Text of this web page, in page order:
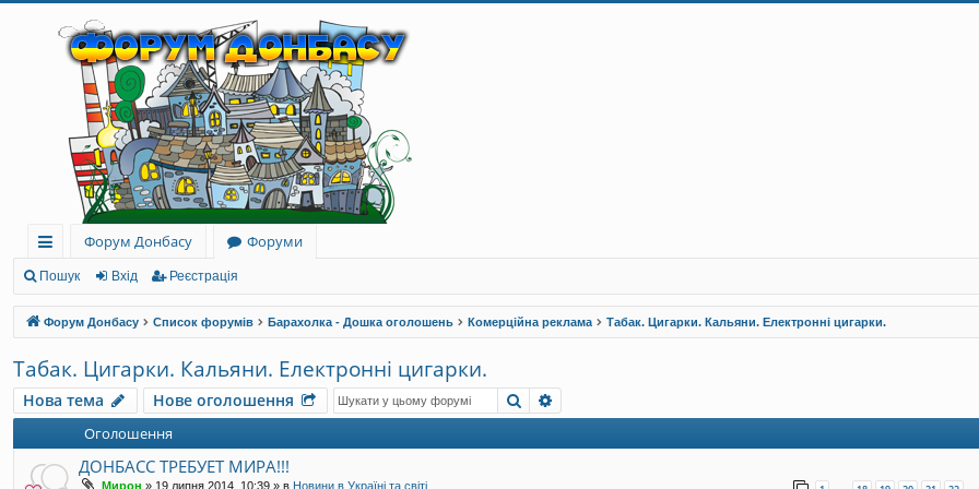
ви
дк
и
й
до
ст
уп
Форум Донбасу
Форуми
Пошук Вхід Реєстрація
Форум Донбасу Список форумів Барахолка - Дошка оголошень Комерційна реклама Табак. Цигарки. Кальяни. Електронні цигарки.
Табак. Цигарки. Кальяни. Електронні цигарки.
Нова тема Нове оголошення Пошук
Оголошення
ДОНБАСС ТРЕБУЕТ МИРА!!!
Мирон » 19 липня 2014, 10:39 » в Новини в Україні та світі